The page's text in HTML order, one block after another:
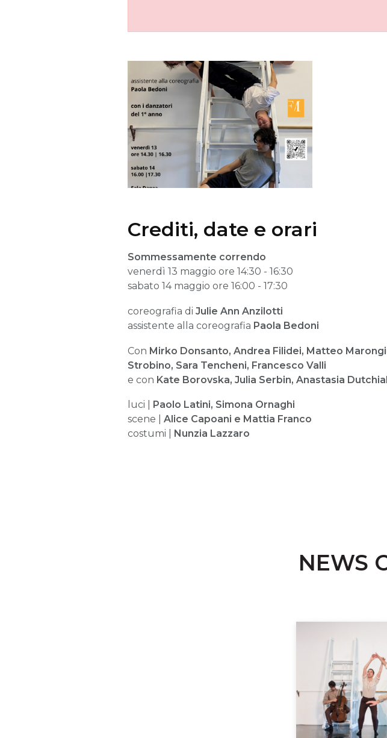
Crediti, date e orari
Sommessamente correndo
venerdì 13 maggio ore 14:30 - 16:30
sabato 14 maggio ore 16:00 - 17:30
coreografia di Julie Ann Anzilotti
assistente alla coreografia Paola Bedoni
Con Mirko Donsanto, Andrea Filidei, Matteo
Strobino, Sara Tencheni, Francesco Valli
e con Kate Borovska, Julia Serbin, Anastasia
luci | Paolo Latini, Simona Ornaghi
scene | Alice Capoani e Mattia Franco
costumi |
Nunzia Lazzaro
NEWS